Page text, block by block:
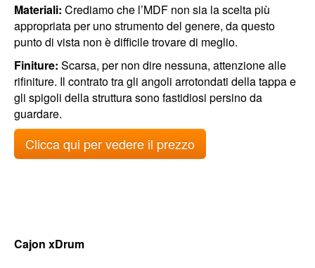
Materiali: Crediamo che l’MDF non sia la scelta più
appropriata per uno strumento del genere, da questo
punto di vista non è difficile trovare di meglio.
Finiture: Scarsa, per non dire nessuna, attenzione alle
rifiniture. Il contrato tra gli angoli arrotondati della tappa e
gli spigoli della struttura sono fastidiosi persino da
guardare.
Clicca qui per vedere il prezzo
Cajon xDrum